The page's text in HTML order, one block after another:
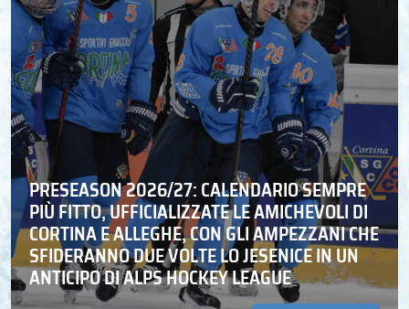
PRESEASON 2026/27: CALENDARIO SEMPRE
PIÙ FITTO, UFFICIALIZZATE LE AMICHEVOLI DI
CORTINA E ALLEGHE, CON GLI AMPEZZANI CHE
SFIDERANNO DUE VOLTE LO JESENICE IN UN
ANTICIPO DI ALPS HOCKEY LEAGUE